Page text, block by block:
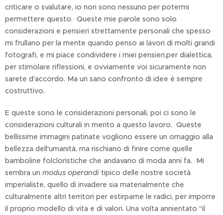
criticare o svalutare, io non sono nessuno per potermi
permettere questo. Queste mie parole sono solo
considerazioni e pensieri strettamente personali che spesso
mi frullano per la mente quando penso ai lavori di molti grandi
fotografi, e mi piace condividere i miei pensieri,per dialettica,
per stimolare riflessioni, e ovviamente voi sicuramente non
sarete d'accordo. Ma un sano confronto di idee è sempre
costruttivo.
E queste sono le considerazioni personali, poi ci sono le
considerazioni culturali in merito a questo lavoro. Queste
bellissime immagini patinate vogliono essere un omaggio alla
bellezza dell'umanità, ma rischiano di finire come quelle
bamboline folcloristiche che andavano di moda anni fa. Mi
sembra un modus operandi tipico delle nostre società
imperialiste, quello di invadere sia materialmente che
culturalmente altri territori per estirparne le radici, per imporre
il proprio modello di vita e di valori. Una volta annientato "il